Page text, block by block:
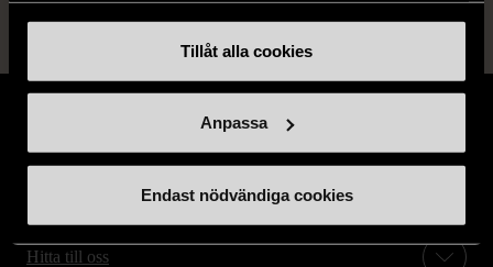
Tillåt alla cookies
Anpassa
Endast nödvändiga cookies
Hitta till oss